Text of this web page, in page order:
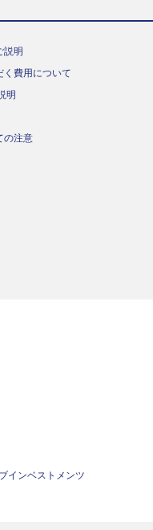
説明
く費用について
明
の注意
インベストメンツ